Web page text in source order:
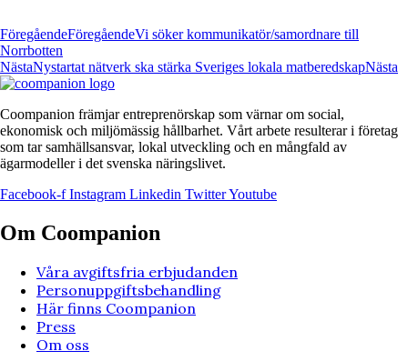
FöregåendeFöregåendeVi söker kommunikatör/samordnare till
Norrbotten
NästaNystartat nätverk ska stärka Sveriges lokala matberedskapNästa
Coompanion främjar entreprenörskap som värnar om social,
ekonomisk och miljömässig hållbarhet. Vårt arbete resulterar i företag
som tar samhällsansvar, lokal utveckling och en mångfald av
ägarmodeller i det svenska näringslivet.
Facebook-f Instagram Linkedin TwitterYoutube
Om Coompanion
Våra avgiftsfria erbjudanden
Personuppgiftsbehandling
Här finns Coompanion
Press
Om oss